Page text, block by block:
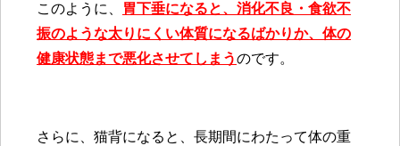
このように、
胃下垂になると、消化不良・食欲不
振のような太りにくい体質になるばかりか、体の
健康状態まで悪化させてしまうのです。
さらに、猫背になると、長期間にわたって体の重